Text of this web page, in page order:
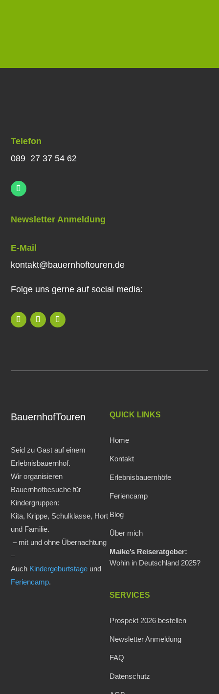
Telefon
089 27 37 54 62
Newsletter Anmeldung
E-Mail
kontakt@bauernhoftouren.de
Folge uns gerne auf social media:
BauernhofTouren
Seid zu Gast auf einem
Erlebnisbauernhof.
Wir organisieren
Bauernhofbesuche für
Kindergruppen:
Kita, Krippe, Schulklasse, Hort
und Familie.
– mit und ohne Übernachtung
–
Auch Kindergeburtstage und
Feriencamp.
QUICK LINKS
Home
Kontakt
Erlebnisbauernhöfe
Feriencamp
Blog
Über mich
Maike’s Reiseratgeber:
Wohin in Deutschland 2025?
SERVICES
Prospekt 2026 bestellen
Newsletter Anmeldung
FAQ
Datenschutz